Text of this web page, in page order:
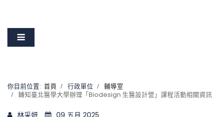
你目前位置: 首頁 行政單位
輔導室
轉知臺北醫學大學辦理「Biodesign 生醫設計營」課程活動相關資訊
林采妍
09 五月 2025